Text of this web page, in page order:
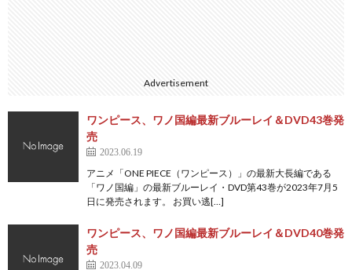
Advertisement
ワンピース、ワノ国編最新ブルーレイ＆DVD43巻発
売
2023.06.19
アニメ「ONE PIECE（ワンピース）」の最新大長編である
「ワノ国編」の最新ブルーレイ・DVD第43巻が2023年7月5
日に発売されます。 お買い逃[…]
ワンピース、ワノ国編最新ブルーレイ＆DVD40巻発
売
2023.04.09